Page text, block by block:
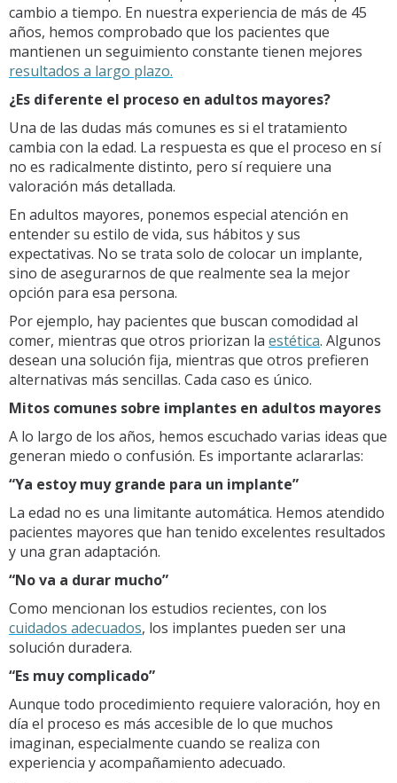
cambio a tiempo. En nuestra experiencia de más de 45
años, hemos comprobado que los pacientes que
mantienen un seguimiento constante tienen mejores
resultados a largo plazo.
¿Es diferente el proceso en adultos mayores?
Una de las dudas más comunes es si el tratamiento
cambia con la edad. La respuesta es que el proceso en sí
no es radicalmente distinto, pero sí requiere una
valoración más detallada.
En adultos mayores, ponemos especial atención en
entender su estilo de vida, sus hábitos y sus
expectativas. No se trata solo de colocar un implante,
sino de asegurarnos de que realmente sea la mejor
opción para esa persona.
Por ejemplo, hay pacientes que buscan comodidad al
comer, mientras que otros priorizan la estética. Algunos
desean una solución fija, mientras que otros prefieren
alternativas más sencillas. Cada caso es único.
Mitos comunes sobre implantes en adultos mayores
A lo largo de los años, hemos escuchado varias ideas que
generan miedo o confusión. Es importante aclararlas:
“Ya estoy muy grande para un implante”
La edad no es una limitante automática. Hemos atendido
pacientes mayores que han tenido excelentes resultados
y una gran adaptación.
“No va a durar mucho”
Como mencionan los estudios recientes, con los
cuidados adecuados, los implantes pueden ser una
solución duradera.
“Es muy complicado”
Aunque todo procedimiento requiere valoración, hoy en
día el proceso es más accesible de lo que muchos
imaginan, especialmente cuando se realiza con
experiencia y acompañamiento adecuado.